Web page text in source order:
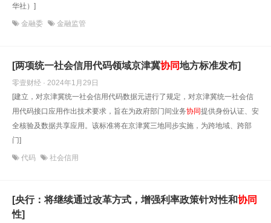
华社）]
金融委 金融监管
[两项统一社会信用代码领域京津冀协同地方标准发布]
零壹财经 · 2024年1月29日
[建立，对京津冀统一社会信用代码数据元进行了规定，对京津冀统一社会信
用代码接口应用作出技术要求，旨在为政府部门间业务协同提供身份认证、安
全核验及数据共享应用。该标准将在京津冀三地同步实施，为跨地域、跨部
门]
代码 社会信用
[央行：将继续通过改革方式，增强利率政策针对性和协同
性]